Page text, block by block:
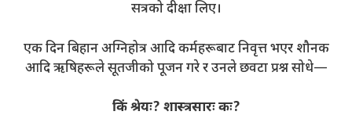
सत्रको दीक्षा लिए।
एक दिन बिहान अग्निहोत्र आदि कर्महरूबाट निवृत्त भएर शौनक
आदि ऋषिहरूले सूतजीको पूजन गरे र उनले छवटा प्रश्न सोधे—
किं श्रेयः? शास्त्रसारः कः?